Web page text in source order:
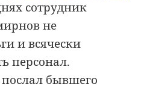
сотрудник
не
и всячески
персонал.
бывшего